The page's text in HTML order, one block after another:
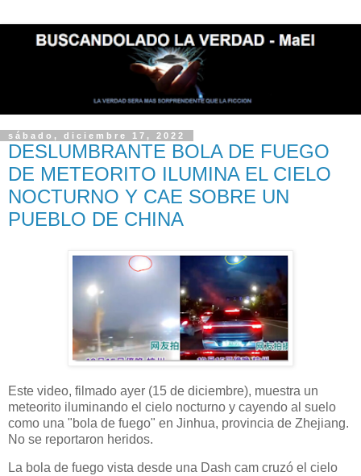
sábado, diciembre 17, 2022
DESLUMBRANTE BOLA DE FUEGO
DE METEORITO ILUMINA EL CIELO
NOCTURNO Y CAE SOBRE UN
PUEBLO DE CHINA
Este video, filmado ayer (15 de diciembre), muestra un
meteorito iluminando el cielo nocturno y cayendo al suelo
como una "bola de fuego" en Jinhua, provincia de Zhejiang.
No se reportaron heridos.
La bola de fuego vista desde una Dash cam cruzó el cielo